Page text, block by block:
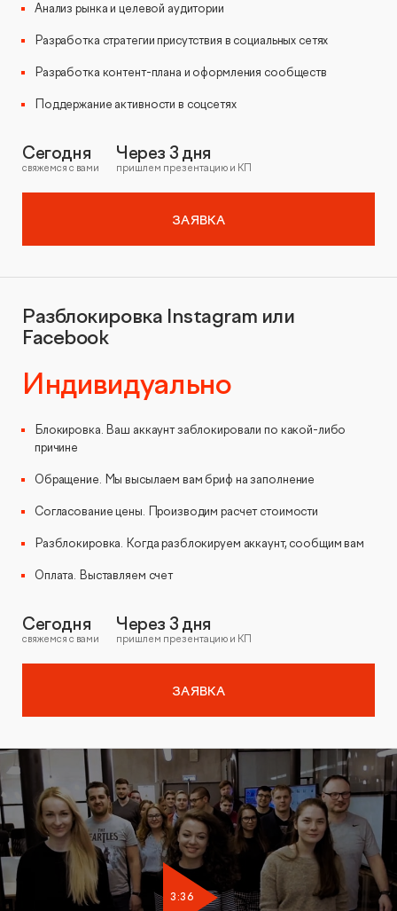
Анализ рынка и целевой аудитории
Разработка стратегии присутствия в социальных сетях
Разработка контент-плана и оформления сообществ
Поддержание активности в соцсетях
Сегодня
свяжемся с вами
Через 3 дня
пришлем презентацию и КП
ЗАЯВКА
Разблокировка Instagram или
Facebook
Индивидуально
Блокировка. Ваш аккаунт заблокировали по какой-либо
причине
Обращение. Мы высылаем вам бриф на заполнение
Согласование цены. Производим расчет стоимости
Разблокировка. Когда разблокируем аккаунт, сообщим вам
Оплата. Выставляем счет
Сегодня
свяжемся с вами
Через 3 дня
пришлем презентацию и КП
ЗАЯВКА
3:36